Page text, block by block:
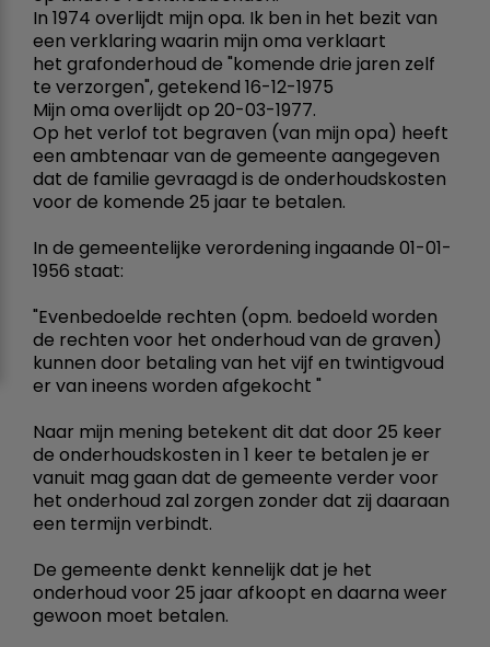
In 1974 overlijdt mijn opa. Ik ben in het bezit van
een verklaring waarin mijn oma verklaart
het grafonderhoud de "komende drie jaren zelf
te verzorgen", getekend 16-12-1975
Mijn oma overlijdt op 20-03-1977.
Op het verlof tot begraven (van mijn opa) heeft
een ambtenaar van de gemeente aangegeven
dat de familie gevraagd is de onderhoudskosten
voor de komende 25 jaar te betalen.
In de gemeentelijke verordening ingaande 01-01-
1956 staat:
"Evenbedoelde rechten (opm. bedoeld worden
de rechten voor het onderhoud van de graven)
kunnen door betaling van het vijf en twintigvoud
er van ineens worden afgekocht "
Naar mijn mening betekent dit dat door 25 keer
de onderhoudskosten in 1 keer te betalen je er
vanuit mag gaan dat de gemeente verder voor
het onderhoud zal zorgen zonder dat zij daaraan
een termijn verbindt.
De gemeente denkt kennelijk dat je het
onderhoud voor 25 jaar afkoopt en daarna weer
gewoon moet betalen.